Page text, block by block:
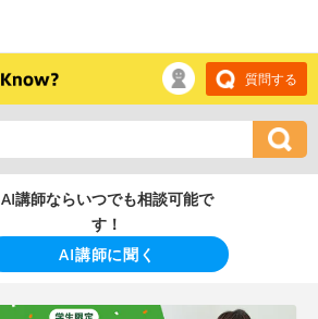
質問する
AI講師ならいつでも相談可能で
す！
AI講師に聞く